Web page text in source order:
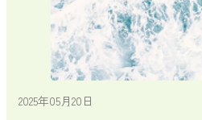
2025年05月20日